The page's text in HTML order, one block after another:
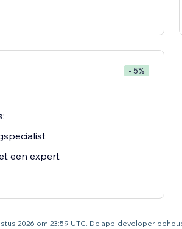
- 5%
een expert
2026 om 23:59 UTC. De app-developer